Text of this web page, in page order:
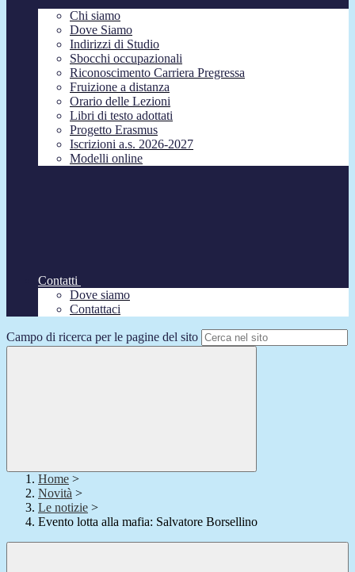
Chi siamo
Dove Siamo
Indirizzi di Studio
Sbocchi occupazionali
Riconoscimento Carriera Pregressa
Fruizione a distanza
Orario delle Lezioni
Libri di testo adottati
Progetto Erasmus
Iscrizioni a.s. 2026-2027
Modelli online
Contatti
Dove siamo
Contattaci
Campo di ricerca per le pagine del sito
Home >
Novità >
Le notizie >
Evento lotta alla mafia: Salvatore Borsellino